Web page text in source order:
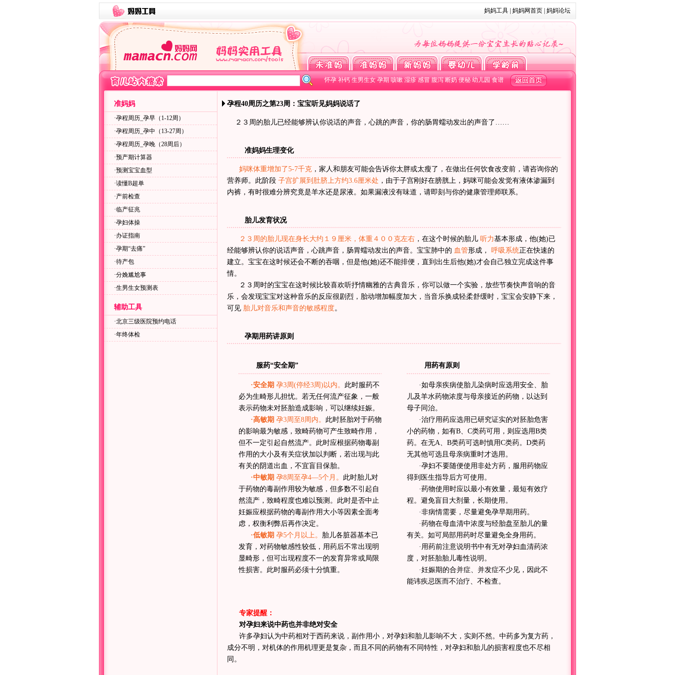
妈妈工具 妈妈网首页 妈妈论坛
怀孕 补钙 生男生女 孕期 咳嗽 湿疹 感冒 腹泻 断奶 便秘 幼儿园 食谱
准妈妈
·孕程周历_孕早（1-12周）
·孕程周历_孕中（13-27周）
·孕程周历_孕晚（28周后）
·预产期计算器
·预测宝宝血型
·读懂B超单
·产前检查
·临产征兆
·孕妇体操
·办证指南
·孕期“去痛”
·待产包
·分娩尴尬事
·生男生女预测表
辅助工具
·北京三级医院预约电话
·年终体检
孕程40周历之第23周：宝宝听见妈妈说话了
２３周的胎儿已经能够辨认你说话的声音，心跳的声音，你的肠胃蠕动发出的声音了……
准妈妈生理变化
妈咪体重增加了5-7千克 ，家人和朋友可能会告诉你太胖或太瘦了，在做出任何饮食改变前，请咨询你的
营养师。此阶段 子宫扩展到肚脐上方约3.6厘米处 ，由于子宫刚好在膀胱上，妈咪可能会发觉有液体渗漏到
内裤，有时很难分辨究竟是羊水还是尿液。如果漏液没有味道，请即刻与你的健康管理师联系。
胎儿发育状况
２３周的胎儿现在身长大约１９厘米，体重４００克左右 ，在这个时候的胎儿 听力基本形成，他(她)已
经能够辨认你的说话声音，心跳声音，肠胃蠕动发出的声音。宝宝肺中的 血管形成， 呼吸系统正在快速的
建立。宝宝在这时候还会不断的吞咽，但是他(她)还不能排便，直到出生后他(她)才会自己独立完成这件事
情。
２３周时的宝宝在这时候比较喜欢听抒情幽雅的古典音乐，你可以做一个实验，放些节奏快声音响的音
乐，会发现宝宝对这种音乐的反应很剧烈，胎动增加幅度加大，当音乐换成轻柔舒缓时，宝宝会安静下来，
可见 胎儿对音乐和声音的敏感程度。
孕期用药讲原则
服药“安全期”
·安全期 孕3周(停经3周)以内。 此时服药不
必为生畸形儿担忧。若无任何流产征象，一般
表示药物未对胚胎造成影响，可以继续妊娠。
·高敏期 孕3周至8周内。 此时胚胎对于药物
的影响最为敏感，致畸药物可产生致畸作用，
但不一定引起自然流产。此时应根据药物毒副
作用的大小及有关症状加以判断，若出现与此
有关的阴道出血，不宜盲目保胎。
·中敏期 孕8周至孕4—5个月。 此时胎儿对
于药物的毒副作用较为敏感，但多数不引起自
然流产，致畸程度也难以预测。此时是否中止
妊娠应根据药物的毒副作用大小等因素全面考
虑，权衡利弊后再作决定。
·低敏期 孕5个月以上。 胎儿各脏器基本已
发育，对药物敏感性较低，用药后不常出现明
显畸形，但可出现程度不一的发育异常或局限
性损害。此时服药必须十分慎重。
用药有原则
·如母亲疾病使胎儿染病时应选用安全、胎
儿及羊水药物浓度与母亲接近的药物，以达到
母子同治。
·治疗用药应选用已研究证实的对胚胎危害
小的药物，如有B、C类药可用，则应选用B类
药。在无A、B类药可选时慎用C类药。D类药
无其他可选且母亲病重时才选用。
·孕妇不要随便使用非处方药，服用药物应
得到医生指导后方可使用。
·药物使用时应以最小有效量，最短有效疗
程。避免盲目大剂量，长期使用。
·非病情需要，尽量避免孕早期用药。
·药物在母血清中浓度与经胎盘至胎儿的量
有关。如可局部用药时尽量避免全身用药。
·用药前注意说明书中有无对孕妇血清药浓
度，对胚胎胎儿毒性说明。
·妊娠期的合并症、并发症不少见，因此不
能讳疾忌医而不治疗、不检查。
专家提醒：
对孕妇来说中药也并非绝对安全
许多孕妇认为中药相对于西药来说，副作用小，对孕妇和胎儿影响不大，实则不然。中药多为复方药，
成分不明，对机体的作用机理更是复杂，而且不同的药物有不同特性，对孕妇和胎儿的损害程度也不尽相
同。